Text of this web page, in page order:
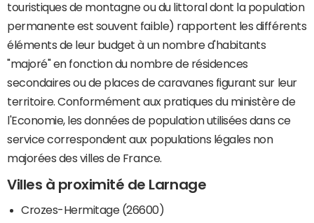
touristiques de montagne ou du littoral dont la population
permanente est souvent faible) rapportent les différents
éléments de leur budget à un nombre d'habitants
"majoré" en fonction du nombre de résidences
secondaires ou de places de caravanes figurant sur leur
territoire. Conformément aux pratiques du ministère de
l'Economie, les données de population utilisées dans ce
service correspondent aux populations légales non
majorées des villes de France.
Villes à proximité de Larnage
Crozes-Hermitage (26600)